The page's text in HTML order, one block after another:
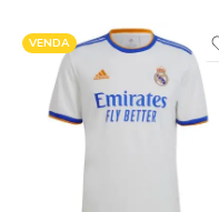
VENDA